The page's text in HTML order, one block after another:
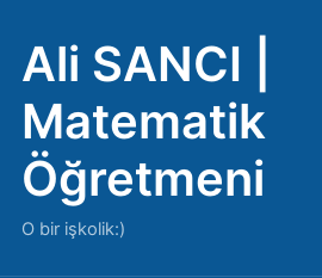
Ali SANCI |
Matematik
Öğretmeni
O bir işkolik:)